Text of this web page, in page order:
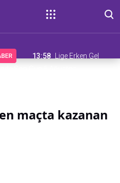
13:58
Lige Erken Gel
maçta kazanan